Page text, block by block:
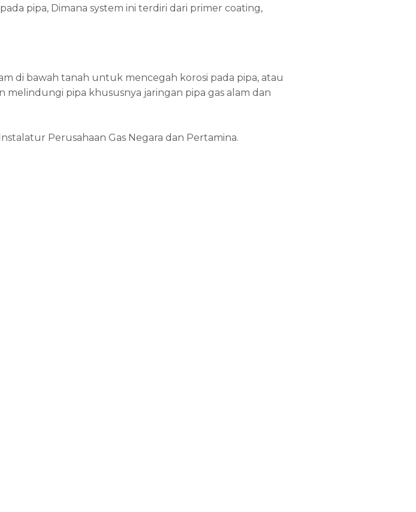
pipa, Dimana system ini terdiri dari primer coating,
di bawah tanah untuk mencegah korosi pada pipa, atau
pipa khususnya jaringan pipa gas alam dan
Perusahaan Gas Negara dan Pertamina.